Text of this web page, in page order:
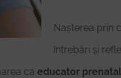
Nașterea prin
întrebări și
ca educator